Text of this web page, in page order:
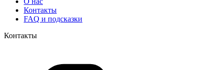
Контакты
FAQ и подсказки
Контакты